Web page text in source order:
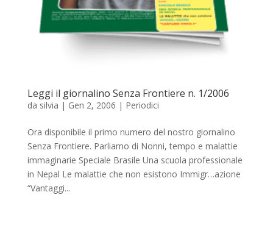
Leggi il giornalino Senza Frontiere n. 1/2006
da silvia | Gen 2, 2006 | Periodici
Ora disponibile il primo numero del nostro giornalino
Senza Frontiere. Parliamo di Nonni, tempo e malattie
immaginarie Speciale Brasile Una scuola professionale
in Nepal Le malattie che non esistono Immigr…azione
“Vantaggi...